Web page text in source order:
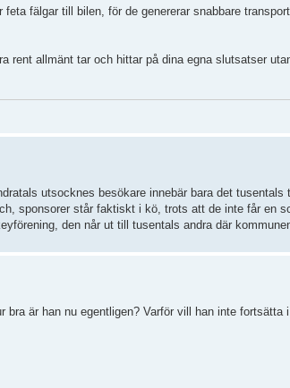
fälgar till bilen, för de genererar snabbare
rent allmänt tar och hittar på dina egna slutsatser
utsocknes besökare innebär bara det tusentals
sponsorer står faktiskt i kö, trots att de inte får en
den når ut till tusentals andra där
är han nu egentligen? Varför vill han inte fortsätta